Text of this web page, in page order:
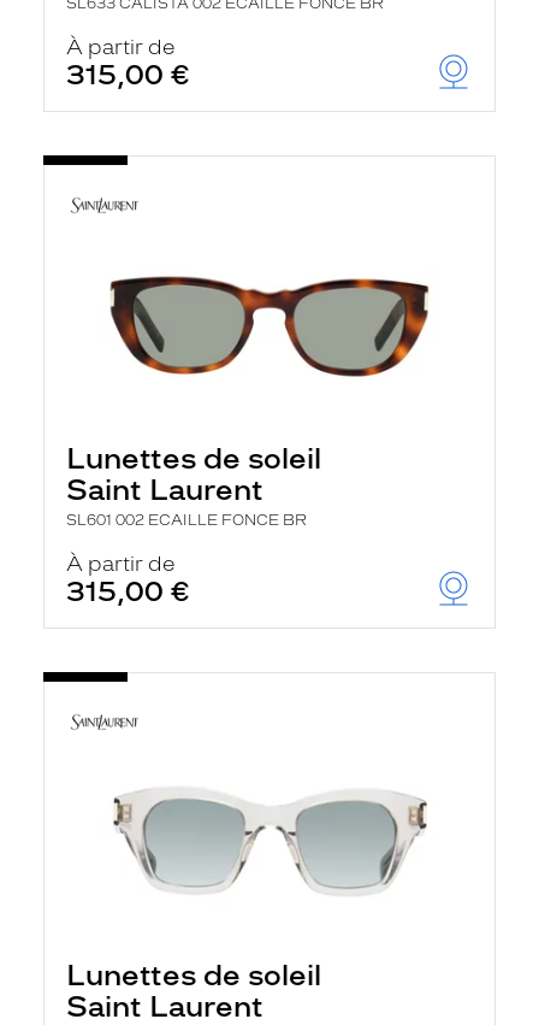
SL633 CALISTA 002 ECAILLE FONCE BR
À partir de
315,00 €
Lunettes de soleil
Saint Laurent
SL601 002 ECAILLE FONCE BR
À partir de
315,00 €
Lunettes de soleil
Saint Laurent